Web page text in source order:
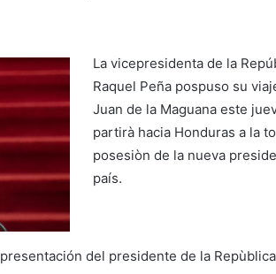
La vicepresidenta de la
Raquel Peña pospuso su
Juan de la Maguana este
partirà hacia Honduras a la
posesiòn de la nueva
país.
del presidente de la